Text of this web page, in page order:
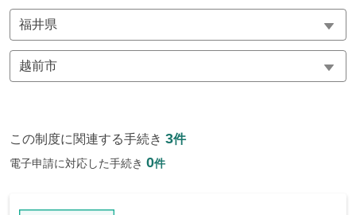
この制度に関連する手続き 3件
電子申請に対応した手続き 0件